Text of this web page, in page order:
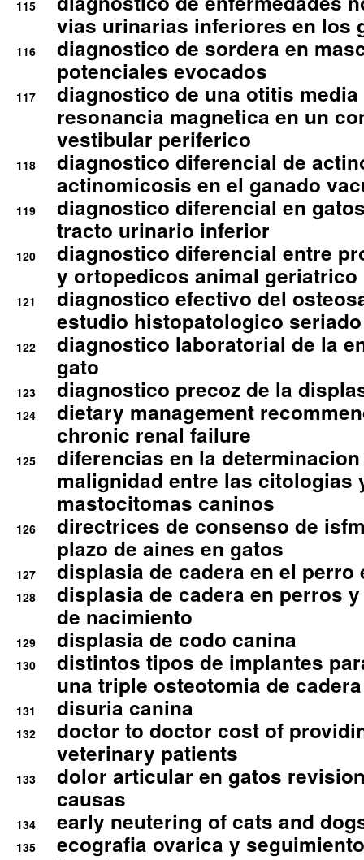
115
vias urinarias inferiores en los
116
diagnostico de sordera en
potenciales evocados
117
diagnostico de una otitis
resonancia magnetica en un
vestibular periferico
118
diagnostico diferencial de
actinomicosis en el ganado
119
diagnostico diferencial en
tracto urinario inferior
120
diagnostico diferencial entre
y ortopedicos animal geriatrico
121
diagnostico efectivo del
estudio histopatologico seriado
122
diagnostico laboratorial de la
gato
123 diagnostico precoz de la
124
dietary management
chronic renal failure
125
diferencias en la
malignidad entre las citologias
mastocitomas caninos
126
directrices de consenso de
plazo de aines en gatos
127 displasia de cadera en el perro
128
displasia de cadera en perros
de nacimiento
129 displasia de codo canina
130
distintos tipos de implantes
una triple osteotomia de cadera
131 disuria canina
132
doctor to doctor cost of
veterinary patients
133
dolor articular en gatos
causas
134 early neutering of cats and
135
ecografia ovarica y